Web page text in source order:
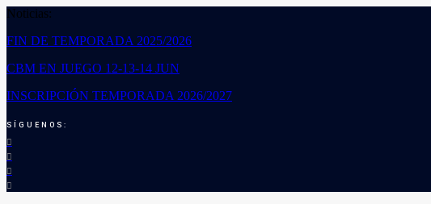
Noticias:
FIN DE TEMPORADA 2025/2026
CBM EN JUEGO 12-13-14 JUN
INSCRIPCIÓN TEMPORADA 2026/2027
SÍGUENOS: